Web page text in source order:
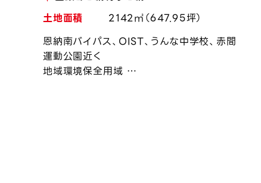
土地面積
2142㎡（647.95坪）
恩納南バイパス、OIST、うんな中学校、赤間
運動公園近く
地域環境保全用域